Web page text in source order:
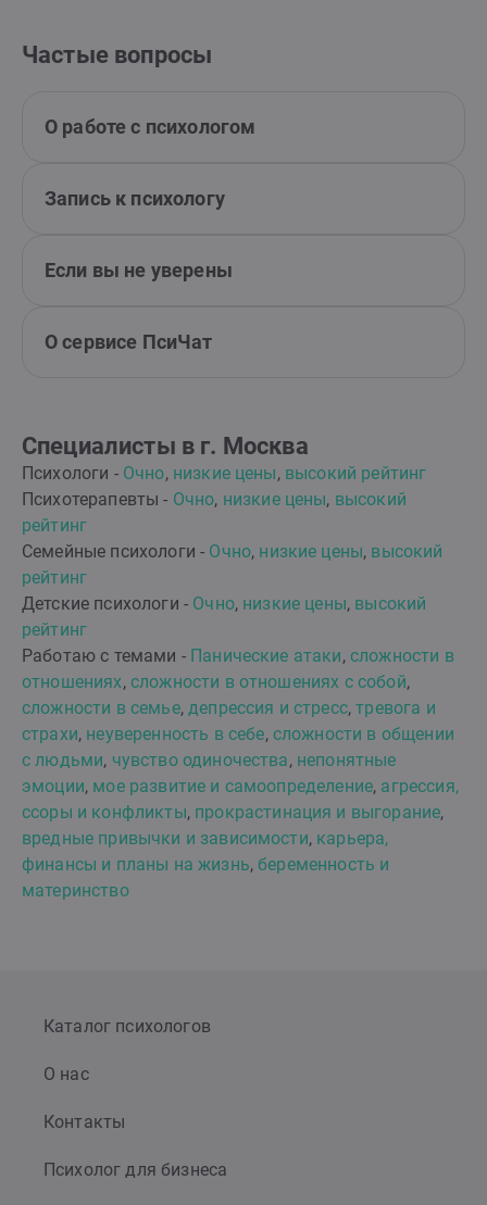
Частые вопросы
О работе с психологом
Запись к психологу
Если вы не уверены
О сервисе ПсиЧат
Специалисты в г. Москва
Психологи - Очно, низкие цены, высокий рейтинг
Психотерапевты - Очно, низкие цены, высокий
рейтинг
Семейные психологи - Очно, низкие цены, высокий
рейтинг
Детские психологи - Очно, низкие цены, высокий
рейтинг
Работаю с темами - Панические атаки, сложности в
отношениях, сложности в отношениях с собой,
сложности в семье,депрессия и стресс,тревога и
страхи, неуверенность в себе, сложности в общении
с людьми, чувство одиночества, непонятные
эмоции, мое развитие и самоопределение, агрессия,
ссоры и конфликты, прокрастинация и выгорание,
вредные привычки и зависимости, карьера,
финансы и планы на жизнь,беременность и
материнство
Каталог психологов
О нас
Контакты
Психолог для бизнеса